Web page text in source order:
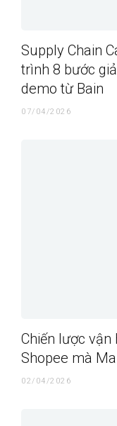
Supply Chain
trình 8 bước
demo từ Bain
07/04/2026
Chiến lược
Shopee mà
02/04/2026